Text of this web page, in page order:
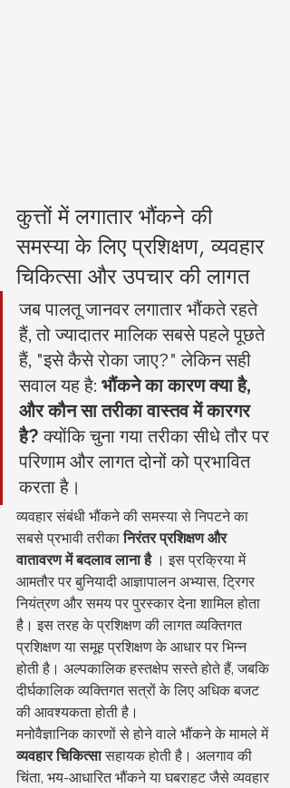
कुत्तों में लगातार भौंकने की
समस्या के लिए प्रशिक्षण, व्यवहार
चिकित्सा और उपचार की लागत
जब पालतू जानवर लगातार भौंकते रहते
हैं, तो ज्यादातर मालिक सबसे पहले पूछते
हैं, "इसे कैसे रोका जाए?" लेकिन सही
सवाल यह है: भौंकने का कारण क्या है,
और कौन सा तरीका वास्तव में कारगर
है? क्योंकि चुना गया तरीका सीधे तौर पर
परिणाम और लागत दोनों को प्रभावित
करता है।
व्यवहार संबंधी भौंकने की समस्या से निपटने का
सबसे प्रभावी तरीका निरंतर प्रशिक्षण और
वातावरण में बदलाव लाना है । इस प्रक्रिया में
आमतौर पर बुनियादी आज्ञापालन अभ्यास, ट्रिगर
नियंत्रण और समय पर पुरस्कार देना शामिल होता
है। इस तरह के प्रशिक्षण की लागत व्यक्तिगत
प्रशिक्षण या समूह प्रशिक्षण के आधार पर भिन्न
होती है। अल्पकालिक हस्तक्षेप सस्ते होते हैं, जबकि
दीर्घकालिक व्यक्तिगत सत्रों के लिए अधिक बजट
की आवश्यकता होती है।
मनोवैज्ञानिक कारणों से होने वाले भौंकने के मामले में
व्यवहार चिकित्सा सहायक होती है। अलगाव की
चिंता, भय-आधारित भौंकने या घबराहट जैसे व्यवहार